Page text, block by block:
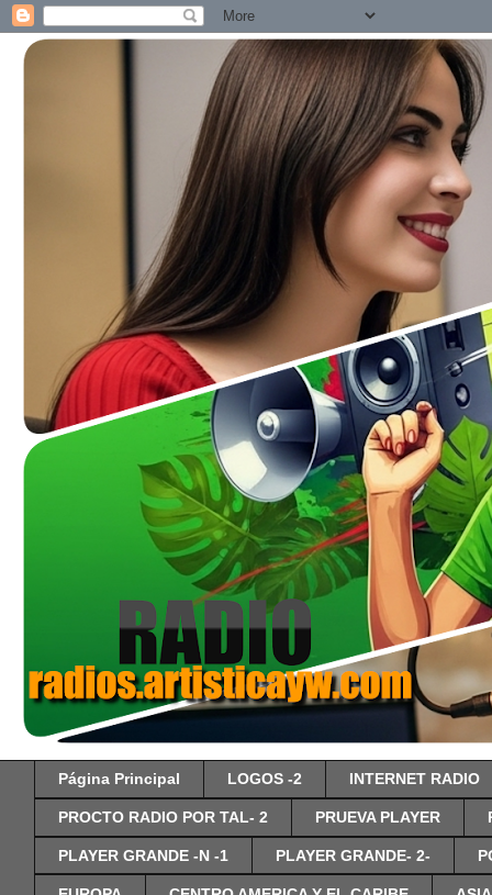
Página Principal LOGOS -2 INTERNET RADIO
PROCTO RADIO POR TAL- 2 PRUEVA PLAYER
PLAYER GRANDE -N -1 PLAYER GRANDE- 2-